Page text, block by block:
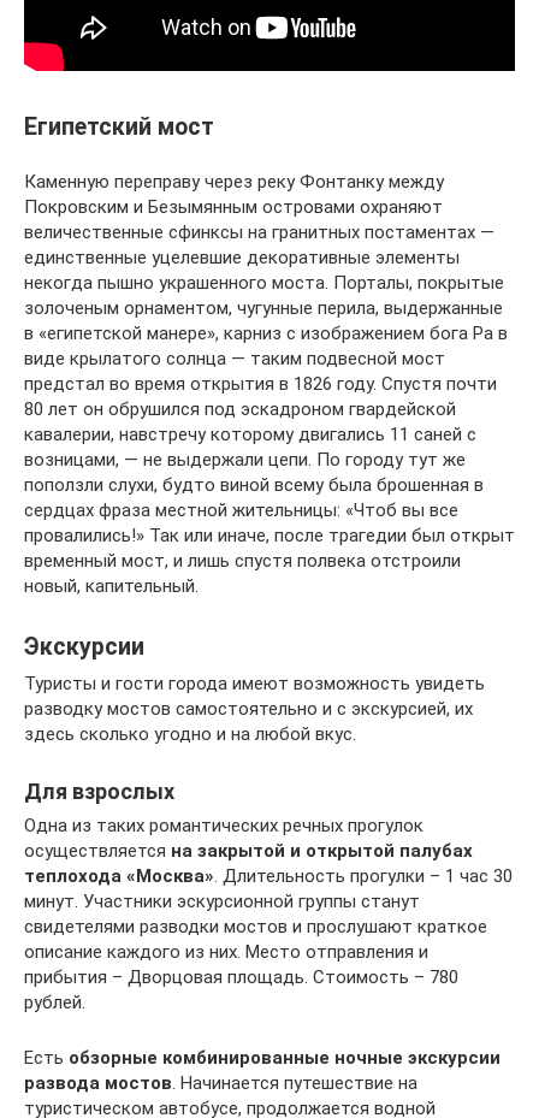
Египетский мост
Каменную переправу через реку Фонтанку между
Покровским и Безымянным островами охраняют
величественные сфинксы на гранитных постаментах —
единственные уцелевшие декоративные элементы
некогда пышно украшенного моста. Порталы, покрытые
золоченым орнаментом, чугунные перила, выдержанные
в «египетской манере», карниз с изображением бога Ра в
виде крылатого солнца — таким подвесной мост
предстал во время открытия в 1826 году. Спустя почти
80 лет он обрушился под эскадроном гвардейской
кавалерии, навстречу которому двигались 11 саней с
возницами, — не выдержали цепи. По городу тут же
поползли слухи, будто виной всему была брошенная в
сердцах фраза местной жительницы: «Чтоб вы все
провалились!» Так или иначе, после трагедии был открыт
временный мост, и лишь спустя полвека отстроили
новый, капительный.
Экскурсии
Туристы и гости города имеют возможность увидеть
разводку мостов самостоятельно и с экскурсией, их
здесь сколько угодно и на любой вкус.
Для взрослых
Одна из таких романтических речных прогулок
осуществляется на закрытой и открытой палубах
теплохода «Москва» . Длительность прогулки – 1 час 30
минут. Участники эскурсионной группы станут
свидетелями разводки мостов и прослушают краткое
описание каждого из них. Место отправления и
прибытия – Дворцовая площадь. Стоимость – 780
рублей.
Есть обзорные комбинированные ночные экскурсии
развода мостов . Начинается путешествие на
туристическом автобусе, продолжается водной